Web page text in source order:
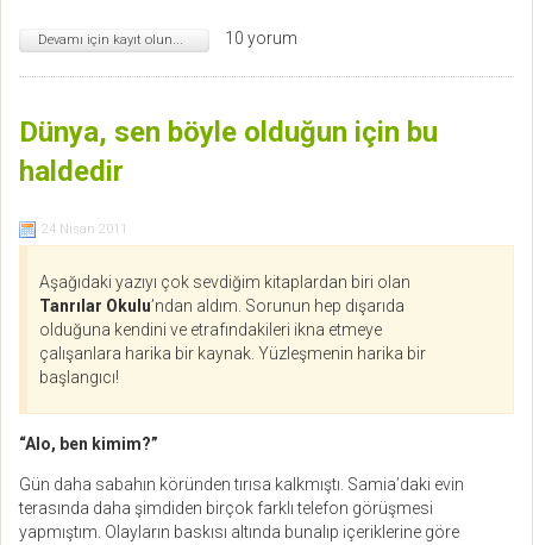
Devamı için kayıt olun... 10 yorum
Dünya, sen böyle olduğun için bu
haldedir
24 Nisan 2011
Aşağıdaki yazıyı çok sevdiğim kitaplardan biri olan
Tanrılar Okulu’ndan aldım. Sorunun hep dışarıda
olduğuna kendini ve etrafındakileri ikna etmeye
çalışanlara harika bir kaynak. Yüzleşmenin harika bir
başlangıcı!
“Alo, ben kimim?”
Gün daha sabahın köründen tırısa kalkmıştı. Samia’daki evin
terasında daha şimdiden birçok farklı telefon görüşmesi
yapmıştım. Olayların baskısı altında bunalıp içeriklerine göre